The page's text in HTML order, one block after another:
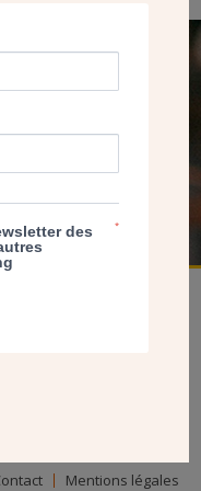
Mentions légales
des
*